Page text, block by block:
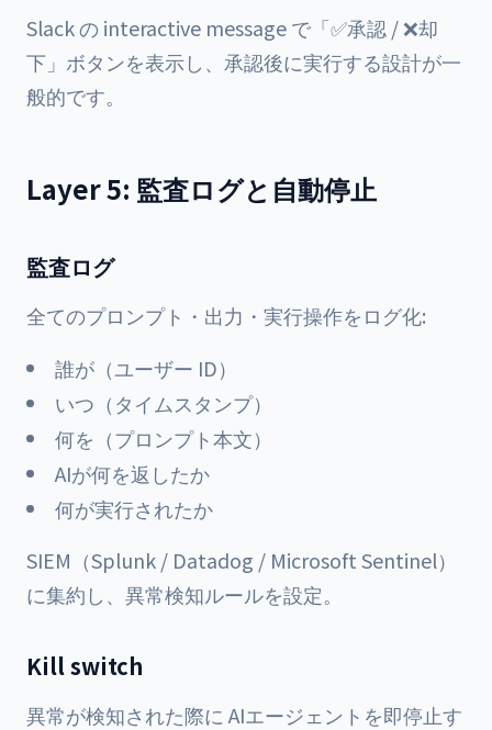
Slack の interactive message で「✅承認 / ❌却
下」ボタンを表示し、承認後に実行する設計が一
般的です。
Layer 5: 監査ログと自動停止
監査ログ
全てのプロンプト・出力・実行操作をログ化:
誰が（ユーザー ID）
いつ（タイムスタンプ）
何を（プロンプト本文）
AIが何を返したか
何が実行されたか
SIEM（Splunk / Datadog / Microsoft Sentinel）
に集約し、異常検知ルールを設定。
Kill switch
異常が検知された際に AIエージェントを即停止す